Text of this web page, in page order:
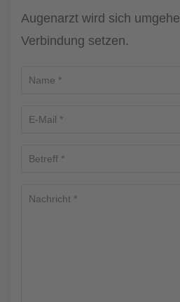
Augenarzt wird sich
Verbindung setzen.